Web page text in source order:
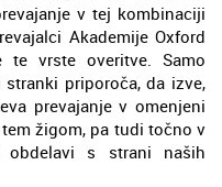
v tej kombinaciji
Akademije Oxford
te vrste overitve. Samo
priporoča, da izve,
prevajanje v omenjeni
žigom, pa tudi točno v
s strani naših